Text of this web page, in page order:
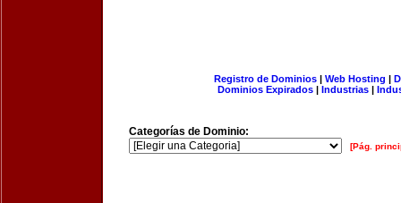
Registro de Dominios| Web Hosting |
Dominios Expirados | Industrias |
Categorías de Dominio:
[Pág.